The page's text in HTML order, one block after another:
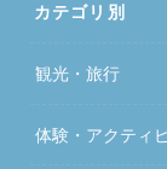
カテゴリ別
観光・旅行
体験・アクティ